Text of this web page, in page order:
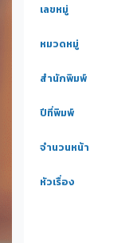
เลขหมู่
หมวดหมู่
สำนักพิมพ์
ปีที่พิมพ์
จำนวนหน้า
หัวเรื่อง